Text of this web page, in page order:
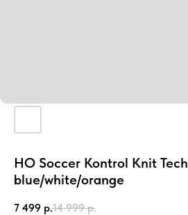
HO Soccer Kontrol Knit Tech
blue/white/orange
7 499 р.14 999 р.